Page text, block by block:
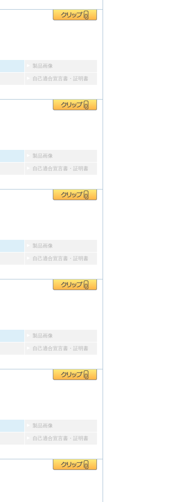
製品画像
自己適合宣言書・証明書
製品画像
自己適合宣言書・証明書
製品画像
自己適合宣言書・証明書
製品画像
自己適合宣言書・証明書
製品画像
自己適合宣言書・証明書